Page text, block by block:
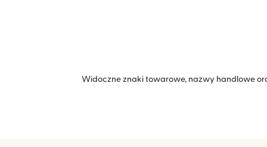
Widoczne znaki towarowe, nazwy handlowe